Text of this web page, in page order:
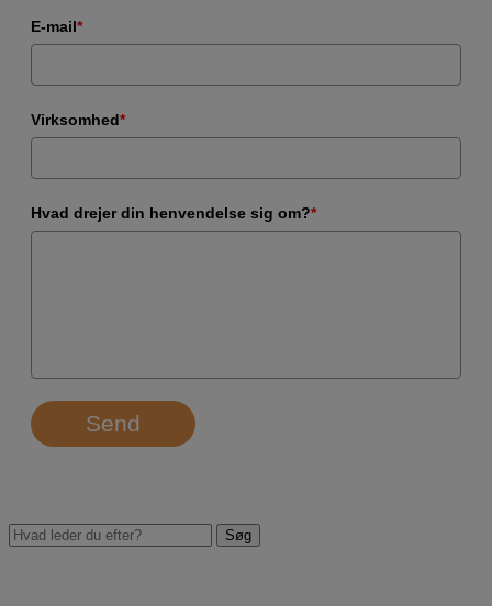
E-mail*
Virksomhed*
Hvad drejer din henvendelse sig om?*
Send